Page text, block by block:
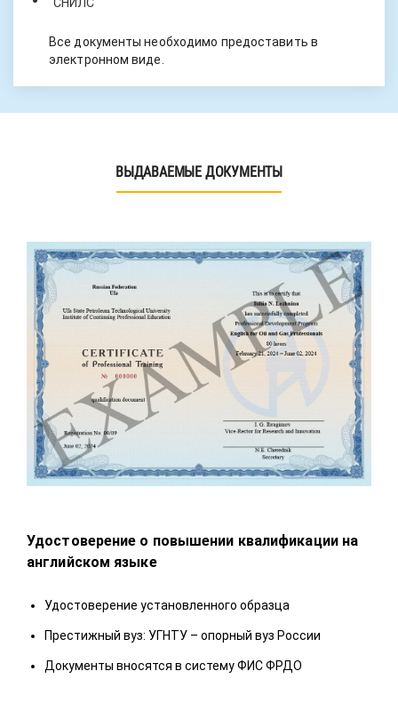
Все документы необходимо предоставить в
электронном виде.
ВЫДАВАЕМЫЕ ДОКУМЕНТЫ
Удостоверение о повышении квалификации на
английском языке
Удостоверение установленного образца
Престижный вуз: УГНТУ – опорный вуз России
Документы вносятся в систему ФИС ФРДО